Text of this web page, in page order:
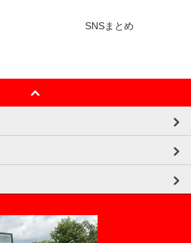
SNSまとめ